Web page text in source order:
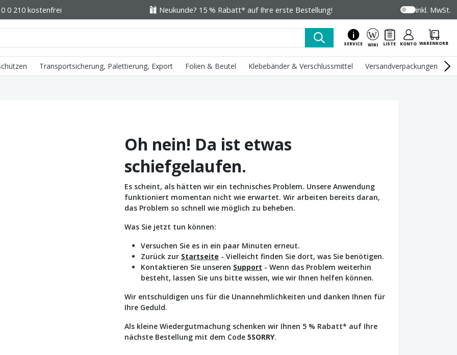
0 210 kostenfrei Neukunde? 15 % Rabatt* auf Ihre erste Bestellung! inkl. MwSt.
SERVICE WIKI LISTE KONTO WARENKORB
Transportsicherung, Palettierung, Export Folien & Beutel Klebebänder & Verschlussmittel Versandverpackungen
Oh nein! Da ist etwas
schiefgelaufen.
Es scheint, als hätten wir ein technisches Problem. Unsere Anwendung
funktioniert momentan nicht wie erwartet. Wir arbeiten bereits daran,
das Problem so schnell wie möglich zu beheben.
Was Sie jetzt tun können:
Versuchen Sie es in ein paar Minuten erneut.
Zurück zur Startseite - Vielleicht finden Sie dort, was Sie benötigen.
Kontaktieren Sie unseren Support - Wenn das Problem weiterhin
besteht, lassen Sie uns bitte wissen, wie wir Ihnen helfen können.
Wir entschuldigen uns für die Unannehmlichkeiten und danken Ihnen für
Ihre Geduld.
Als kleine Wiedergutmachung schenken wir Ihnen 5 % Rabatt* auf Ihre
nächste Bestellung mit dem Code 5SORRY.